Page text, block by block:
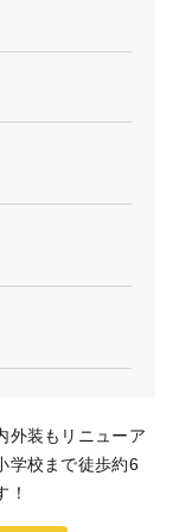
外装もリニューア
学校まで徒歩約6
！